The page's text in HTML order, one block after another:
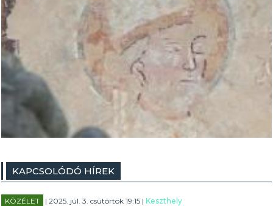
KAPCSOLÓDÓ HÍREK
KÖZÉLET | 2025. júl. 3. csütörtök 19:15 |Keszthely